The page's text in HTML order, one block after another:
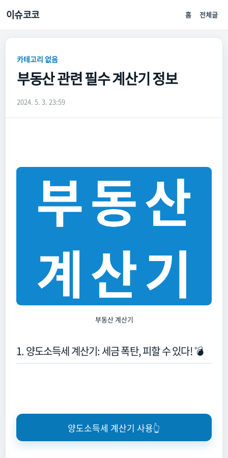
이슈코코 홈 전체글
카테고리 없음
부동산 관련 필수 계산기 정보
2024. 5. 3. 23:59
부동산 계산기
1. 양도소득세 계산기: 세금 폭탄, 피할 수 있다! 💣
양도소득세 계산기 사용👆